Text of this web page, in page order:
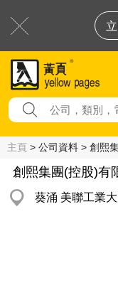
主頁 > 公司資料 > 創熙
創熙集團(控股)有
葵涌 美聯工業